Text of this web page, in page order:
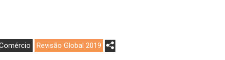
Revisão Global 2019